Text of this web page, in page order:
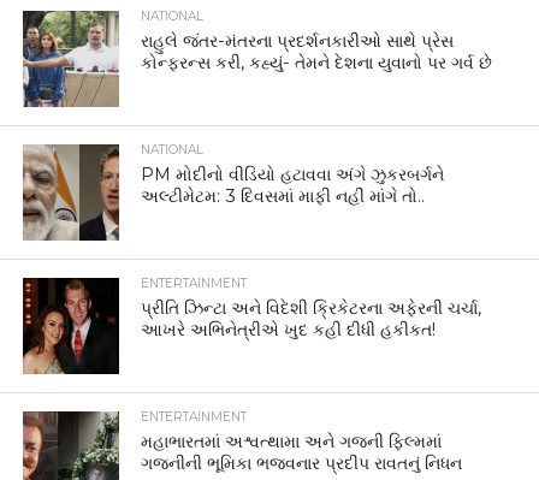
NATIONAL
રાહુલે જંતર-મંતરના પ્રદર્શનકારીઓ સાથે પ્રેસ
કોન્ફરન્સ કરી, કહ્યું- તેમને દેશના યુવાનો પર ગર્વ છે
NATIONAL
PM મોદીનો વીડિયો હટાવવા અંગે ઝુકરબર્ગને
અલ્ટીમેટમ: 3 દિવસમાં માફી નહીં માંગે તો..
ENTERTAINMENT
પ્રીતિ ઝિન્ટા અને વિદેશી ક્રિકેટરના અફેરની ચર્ચા,
આખરે અભિનેત્રીએ ખુદ કહી દીધી હકીકત!
ENTERTAINMENT
મહાભારતમાં અશ્વત્થામા અને ગજની ફિલ્મમાં
ગજનીની ભૂમિકા ભજવનાર પ્રદીપ રાવતનું નિધન